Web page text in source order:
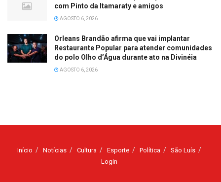
com Pinto da Itamaraty e amigos
AGOSTO 6, 2026
Orleans Brandão afirma que vai implantar
Restaurante Popular para atender comunidades
do polo Olho d’Água durante ato na Divinéia
AGOSTO 6, 2026
Início Notícias Cultura Esporte Política
São Luís
Login